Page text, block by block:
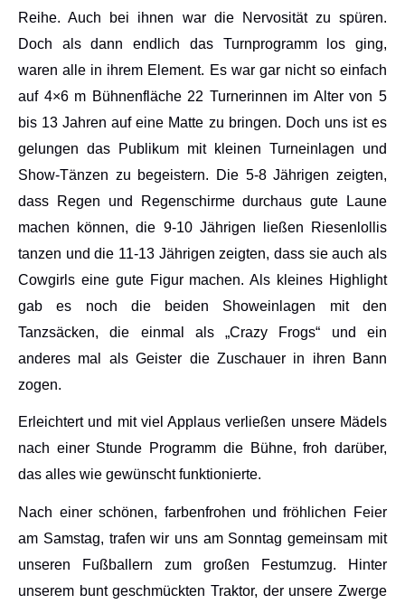
Reihe. Auch bei ihnen war die Nervosität zu spüren.
Doch als dann endlich das Turnprogramm los ging,
waren alle in ihrem Element. Es war gar nicht so einfach
auf 4×6 m Bühnenfläche 22 Turnerinnen im Alter von 5
bis 13 Jahren auf eine Matte zu bringen. Doch uns ist es
gelungen das Publikum mit kleinen Turneinlagen und
Show-Tänzen zu begeistern. Die 5-8 Jährigen zeigten,
dass Regen und Regenschirme durchaus gute Laune
machen können, die 9-10 Jährigen ließen Riesenlollis
tanzen und die 11-13 Jährigen zeigten, dass sie auch als
Cowgirls eine gute Figur machen. Als kleines Highlight
gab es noch die beiden Showeinlagen mit den
Tanzsäcken, die einmal als „Crazy Frogs“ und ein
anderes mal als Geister die Zuschauer in ihren Bann
zogen.
Erleichtert und mit viel Applaus verließen unsere Mädels
nach einer Stunde Programm die Bühne, froh darüber,
das alles wie gewünscht funktionierte.
Nach einer schönen, farbenfrohen und fröhlichen Feier
am Samstag, trafen wir uns am Sonntag gemeinsam mit
unseren Fußballern zum großen Festumzug. Hinter
unserem bunt geschmückten Traktor, der unsere Zwerge